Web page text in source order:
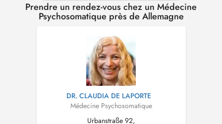
Prendre un rendez-vous chez un Médecine
Psychosomatique près de Allemagne
DR. CLAUDIA DE LAPORTE
Médecine Psychosomatique
Urbanstraße 92,